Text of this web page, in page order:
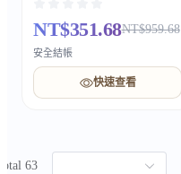
NT$351.68NT$959.68
安全結帳
快速查看
63